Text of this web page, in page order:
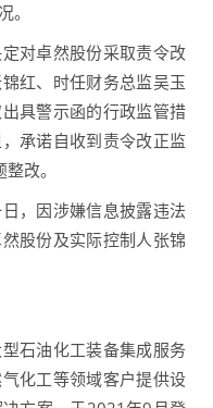
。
对卓然股份采取责令改
红、时任财务总监吴玉
具警示函的行政监管措
承诺自收到责令改正监
改。
，因涉嫌信息披露违法
股份及实际控制人张锦
石油化工装备集成服务
化工等领域客户提供设